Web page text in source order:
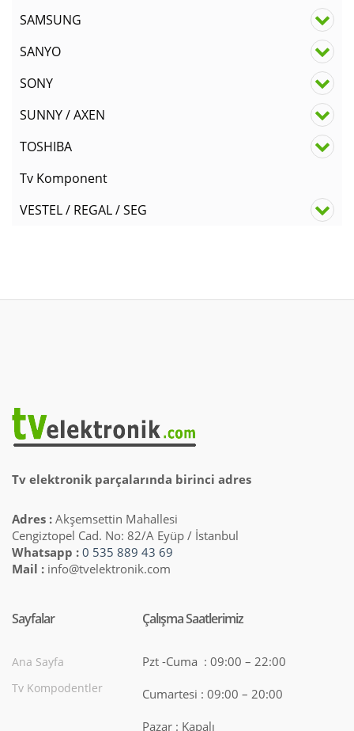
SAMSUNG
SANYO
SONY
SUNNY / AXEN
TOSHIBA
Tv Komponent
VESTEL / REGAL / SEG
Tv elektronik parçalarında birinci adres
Adres : Akşemsettin Mahallesi
Cengiztopel Cad. No: 82/A Eyüp / İstanbul
Whatsapp : 0 535 889 43 69
Mail : info@tvelektronik.com
Sayfalar
Ana Sayfa
Tv Kompodentler
Çalışma Saatlerimiz
Pzt -Cuma : 09:00 – 22:00
Cumartesi : 09:00 – 20:00
Pazar : Kapalı